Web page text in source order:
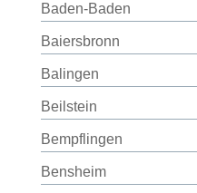
Baden-Baden
Baiersbronn
Balingen
Beilstein
Bempflingen
Bensheim